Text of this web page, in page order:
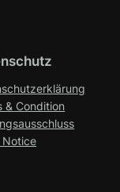
& Condition
Notice